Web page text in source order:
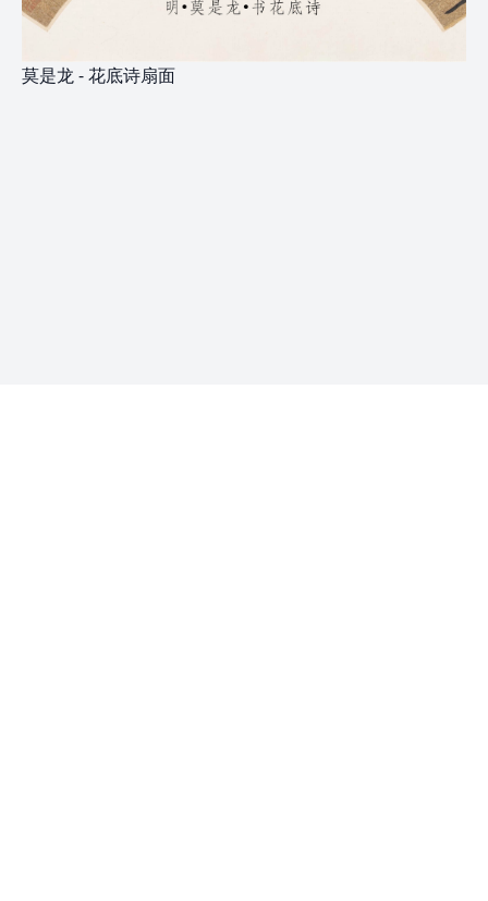
莫是龙 - 花底诗扇面